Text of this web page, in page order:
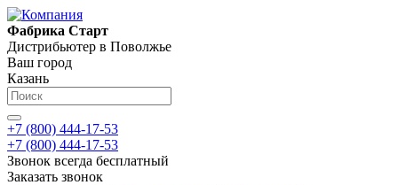
Фабрика Старт
Дистрибьютер в Поволжье
Ваш город
Казань
+7 (800) 444-17-53
+7 (800) 444-17-53
Звонок всегда бесплатный
Заказать звонок